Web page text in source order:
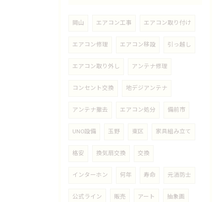
岡山 エアコン工事 エアコン取り付け
エアコン修理 エアコン移設 引っ越し
エアコン取り外し アンテナ修理
コンセント交換 地デジアンテナ
アンテナ撤去 エアコン処分 備前市
UNO設備 玉野 東区 家具組み立て
格安 換気扇交換 交換
インターホン 何年 寿命 元消防士
公式ライン 販売 アート 抽象画